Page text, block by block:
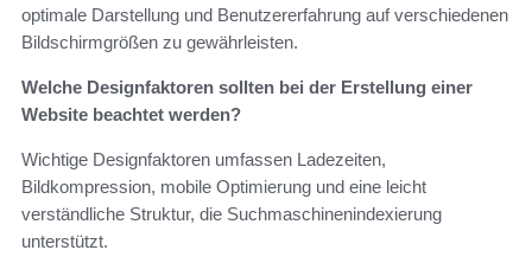
optimale Darstellung und Benutzererfahrung auf verschiedenen
Bildschirmgrößen zu gewährleisten.
Welche Designfaktoren sollten bei der Erstellung einer
Website beachtet werden?
Wichtige Designfaktoren umfassen Ladezeiten,
Bildkompression, mobile Optimierung und eine leicht
verständliche Struktur, die Suchmaschinenindexierung
unterstützt.